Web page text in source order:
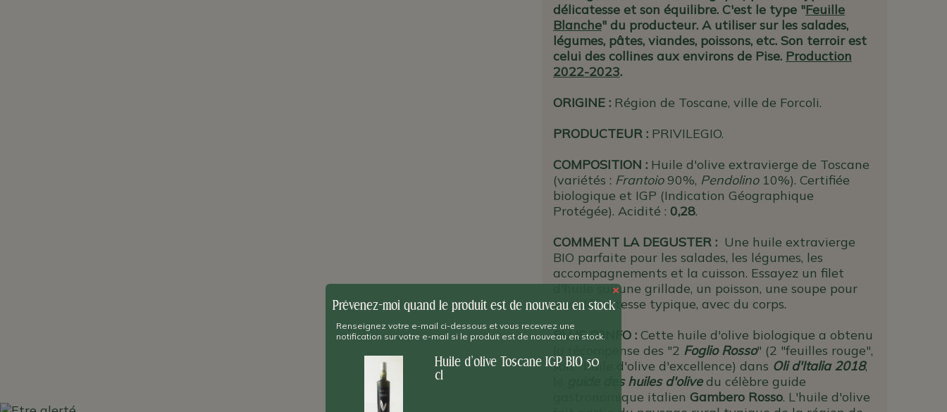
délicatesse et son équilibre. C'est le type "Feuille
Blanche" du producteur. A utiliser sur les salades,
légumes, pâtes, viandes, poissons, etc. Son terroir est
celui des collines aux environs de Pise. Production
2022-2023.
ORIGINE : Région de Toscane, ville de Forcoli.
PRODUCTEUR : PRIVILEGIO.
COMPOSITION : Huile d'olive extravierge de Toscane
(variétés : Frantoio90%, Pendolino10%). Certifiée
biologique et IGP (Indication Géographique
Protégée). Acidité : 0,28.
COMMENT LA DEGUSTER : Une huile extravierge
BIO parfaite pour les salades, les légumes, les
accompagnements et la cuisson. Essayez un filet
d'huile sur une grillade, un poisson, une soupe pour
une délicatesse typique, avec du corps.
PLUS D'INFO : Cette huile d'olive biologique a obtenu
la récompense des "2 Foglio Rosso" (2 "feuilles rouge",
soit "huile d'olive d'excellence) dans Oli d'Italia 2018,
guide des huiles d'olivedu célèbre guide
gastronomique italien Gambero Rosso. L'huile d'olive
×
Prévenez-moi quand le produit est de nouveau en stock
Renseignez votre e-mail ci-dessous et vous recevrez une
notification sur votre e-mail si le produit est de nouveau en stock.
Huile d'olive Toscane IGP BIO 50
cl